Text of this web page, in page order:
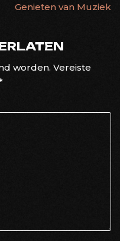
Genieten van Muziek
worden. Vereiste